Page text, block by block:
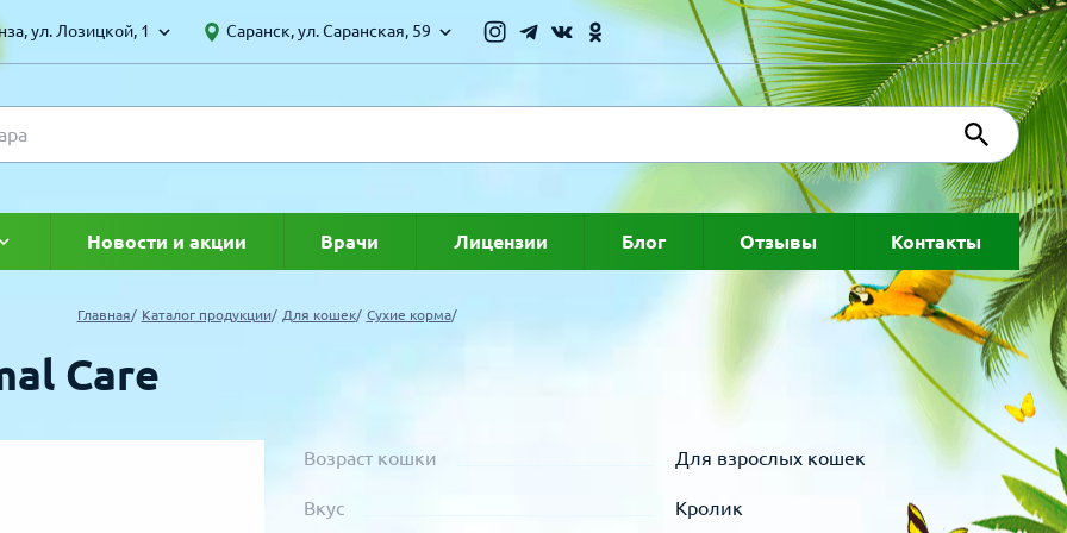
ул. Лозицкой, 1 Саранск, ул. Саранская, 59
Новости и акции Врачи Лицензии Блог Отзывы Контакты
Главная Каталог продукции Для кошек Сухие корма
Care
Возраст кошки Для взрослых кошек
Вкус Кролик